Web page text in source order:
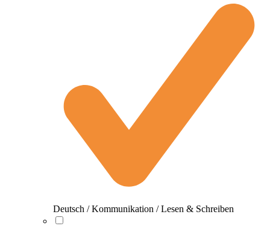
Deutsch / Kommunikation / Lesen & Schreiben